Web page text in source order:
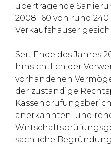
übertragende
2008 160 von rund
Verkaufshäuser
Seit Ende des Jahres
hinsichtlich der
vorhandenen
der zuständige
anerkannten und
sachliche